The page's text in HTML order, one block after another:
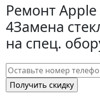
Ремонт
4Замена
на спец.